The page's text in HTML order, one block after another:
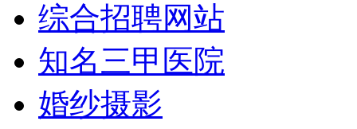
综合招聘网站
知名三甲医院
婚纱摄影